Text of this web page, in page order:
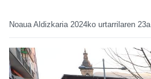
Noaua Aldizkaria 2024ko urtarrilaren 23a